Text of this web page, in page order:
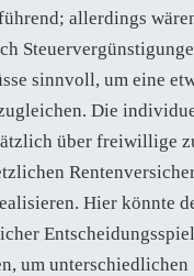
allerdings
sinnvoll, um eine
Die
über freiwillige
Hier könnte
um unterschiedlichen